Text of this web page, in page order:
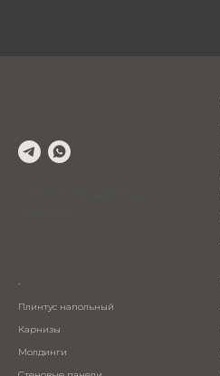
.
Плинтус напольный
Карнизы
Молдинги